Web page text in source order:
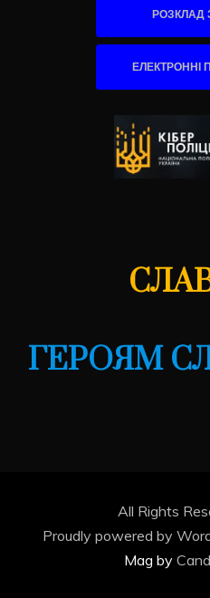
РОЗКЛАД
ЕЛЕКТРОННІ
ГЕРОЯМ
All Rights
Proudly powered by
Mag by